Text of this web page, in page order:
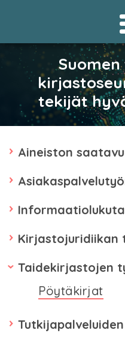
tekijät
Aineiston
Kirjastojuridiikan
Taidekirjastojen
Pöytäkirjat